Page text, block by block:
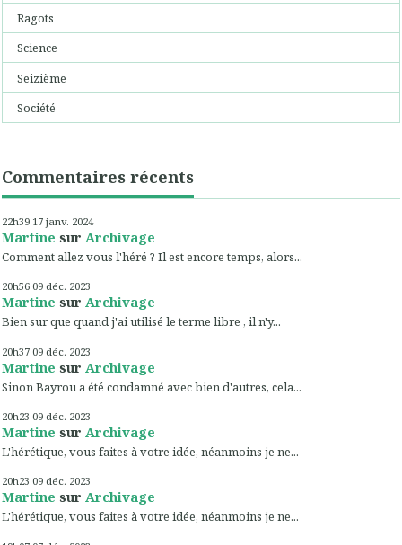
Ragots
Science
Seizième
Société
Commentaires récents
22h39 17 janv. 2024
Martine sur Archivage
Comment allez vous l'héré ? Il est encore temps, alors...
20h56 09 déc. 2023
Martine sur Archivage
Bien sur que quand j'ai utilisé le terme libre , il n'y...
20h37 09 déc. 2023
Martine sur Archivage
Sinon Bayrou a été condamné avec bien d'autres, cela...
20h23 09 déc. 2023
Martine sur Archivage
L'hérétique, vous faites à votre idée, néanmoins je ne...
20h23 09 déc. 2023
Martine sur Archivage
L'hérétique, vous faites à votre idée, néanmoins je ne...